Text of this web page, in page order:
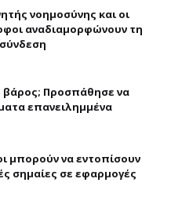
νοημοσύνης και οι
αναδιαμορφώνουν τη
βάρος; Προσπάθησε να
επανειλημμένα
μπορούν να εντοπίσουν
σημαίες σε εφαρμογές